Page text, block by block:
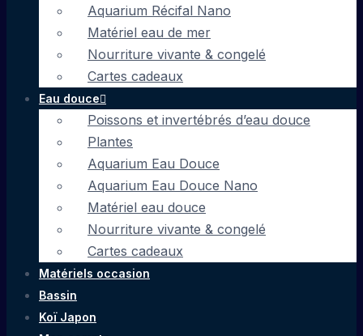
Aquarium Récifal Nano
Matériel eau de mer
Nourriture vivante & congelé
Cartes cadeaux
Eau douce
Poissons et invertébrés d’eau douce
Plantes
Aquarium Eau Douce
Aquarium Eau Douce Nano
Matériel eau douce
Nourriture vivante & congelé
Cartes cadeaux
Matériels occasion
Bassin
Koï Japon